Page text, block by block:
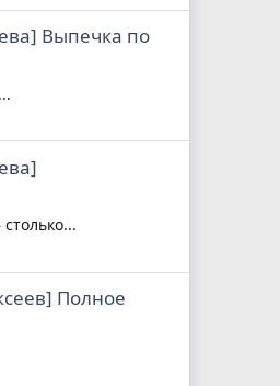
Выпечка по
Полное